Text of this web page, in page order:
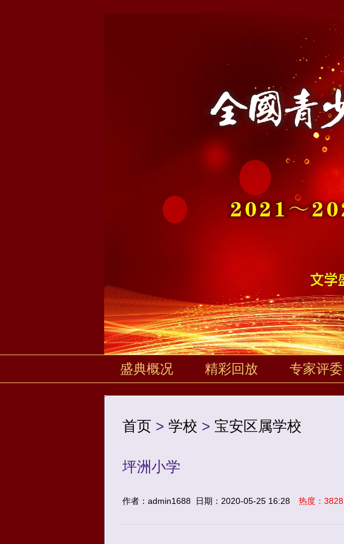
盛典概况 精彩回放 专家评委
首页 > 学校 > 宝安区属学校
坪洲小学
作者：admin1688 日期：2020-05-25 16:28 热度：3828